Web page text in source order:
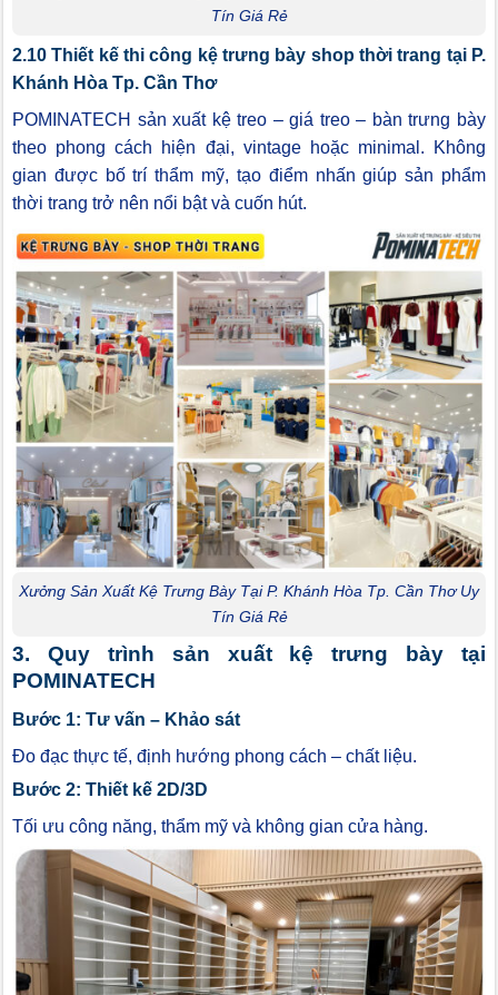
Tín Giá Rẻ
2.10 Thiết kế thi công kệ trưng bày shop thời trang tại P.
Khánh Hòa Tp. Cần Thơ
POMINATECH sản xuất kệ treo – giá treo – bàn trưng bày
theo phong cách hiện đại, vintage hoặc minimal. Không
gian được bố trí thẩm mỹ, tạo điểm nhấn giúp sản phẩm
thời trang trở nên nổi bật và cuốn hút.
Xưởng Sản Xuất Kệ Trưng Bày Tại P. Khánh Hòa Tp. Cần Thơ Uy
Tín Giá Rẻ
3. Quy trình sản xuất kệ trưng bày tại
POMINATECH
Bước 1: Tư vấn – Khảo sát
Đo đạc thực tế, định hướng phong cách – chất liệu.
Bước 2: Thiết kế 2D/3D
Tối ưu công năng, thẩm mỹ và không gian cửa hàng.